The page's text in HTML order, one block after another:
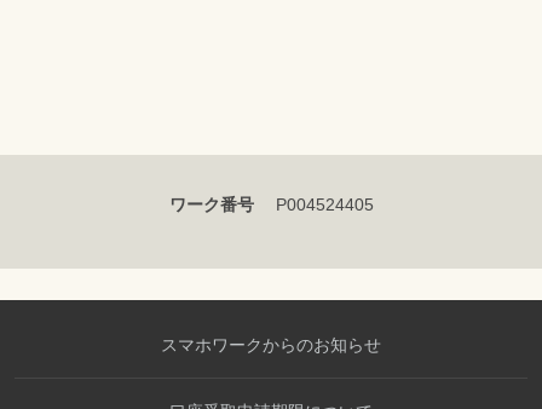
ワーク番号 P004524405
スマホワークからのお知らせ